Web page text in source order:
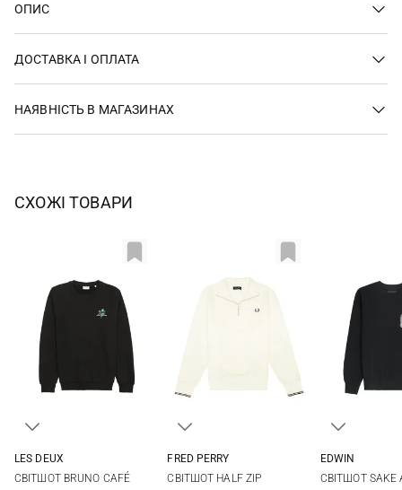
ОПИС
ДОСТАВКА І ОПЛАТА
НАЯВНІСТЬ В МАГАЗИНАХ
СХОЖІ ТОВАРИ
LES DEUX
СВІТШОТ BRUNO CAFÉ
FRED PERRY
СВІТШОТ HALF ZIP
EDWIN
СВІТШОТ SAKE